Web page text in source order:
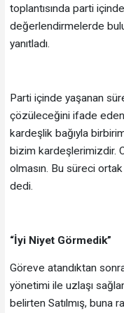
toplantısında parti
değerlendirmelerde
yanıtladı.
Parti içinde yaşanan
çözüleceğini ifade eden
kardeşlik bağıyla
bizim kardeşlerimizdir.
olmasın. Bu süreci
dedi.
“İyi Niyet Görmedik”
Göreve atandıktan
yönetimi ile uzlaşı
belirten Satılmış, buna